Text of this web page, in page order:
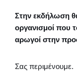
Στην εκδήλωση
οργανισμοί που
αρωγοί στην
Σας περιμένουμε.